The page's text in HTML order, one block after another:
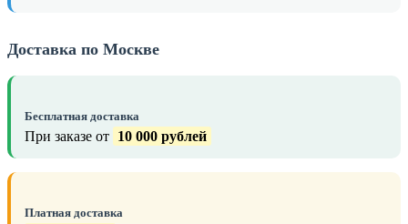
Доставка по Москве
Бесплатная доставка
При заказе от 10 000 рублей
Платная доставка